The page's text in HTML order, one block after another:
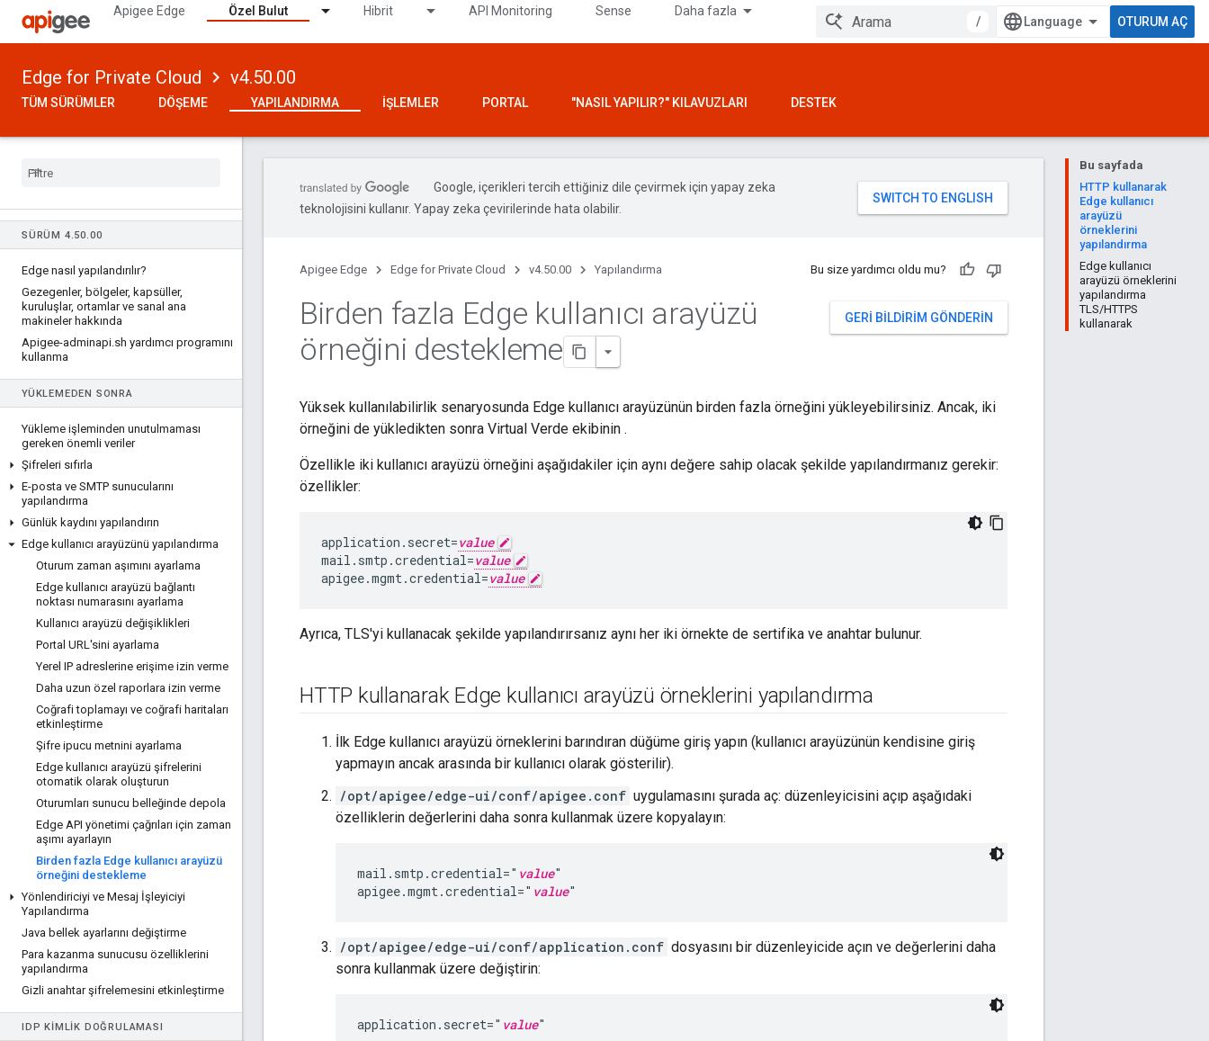
Apigee Edge Özel Bulut Hibrit API Monitoring Sense Daha fazla
/ OTURUM AÇ
Edge for Private Cloud v4.50.00
TÜM SÜRÜMLER DÖŞEME YAPILANDIRMA İŞLEMLER PORTAL "NASIL YAPILIR?" KILAVUZLARI DESTEK
SÜRÜM 4.50.00
Edge nasıl yapılandırılır?
Gezegenler, bölgeler, kapsüller,
kuruluşlar, ortamlar ve sanal ana
makineler hakkında
Apigee-adminapi.sh yardımcı programını
kullanma
YÜKLEMEDEN SONRA
Yükleme işleminden unutulmaması
gereken önemli veriler
Şifreleri sıfırla
E-posta ve SMTP sunucularını
yapılandırma
Günlük kaydını yapılandırın
Edge kullanıcı arayüzünü yapılandırma
Oturum zaman aşımını ayarlama
Edge kullanıcı arayüzü bağlantı
noktası numarasını ayarlama
Kullanıcı arayüzü değişiklikleri
Portal URL'sini ayarlama
Yerel IP adreslerine erişime izin verme
Daha uzun özel raporlara izin verme
Coğrafi toplamayı ve coğrafi haritaları
etkinleştirme
Şifre ipucu metnini ayarlama
Edge kullanıcı arayüzü şifrelerini
otomatik olarak oluşturun
Oturumları sunucu belleğinde depola
Edge API yönetimi çağrıları için zaman
aşımı ayarlayın
Birden fazla Edge kullanıcı arayüzü
örneğini destekleme
Yönlendiriciyi ve Mesaj İşleyiciyi
Yapılandırma
Java bellek ayarlarını değiştirme
Para kazanma sunucusu özelliklerini
yapılandırma
Gizli anahtar şifrelemesini etkinleştirme
IDP KIMLIK DOĞRULAMASI
Bu sayfada
HTTP kullanarak
Edge kullanıcı
arayüzü
örneklerini
yapılandırma
Edge kullanıcı
arayüzü örneklerini
yapılandırma
TLS/HTTPS
kullanarak
Google, içerikleri tercih ettiğiniz dile çevirmek için yapay zeka
teknolojisini kullanır. Yapay zeka çevirilerinde hata olabilir.
Apigee Edge Edge for Private Cloud v4.50.00 Yapılandırma Bu size yardımcı oldu mu?
GERI BILDIRIM GÖNDERIN
Birden fazla Edge kullanıcı arayüzü
örneğini destekleme
Yüksek kullanılabilirlik senaryosunda Edge kullanıcı arayüzünün birden fazla örneğini yükleyebilirsiniz. Ancak, iki
örneğini de yükledikten sonra Virtual Verde ekibinin .
Özellikle iki kullanıcı arayüzü örneğini aşağıdakiler için aynı değere sahip olacak şekilde yapılandırmanız gerekir:
özellikler:
application.secret=value
mail.smtp.credential=value
apigee.mgmt.credential=value
Ayrıca, TLS'yi kullanacak şekilde yapılandırırsanız aynı her iki örnekte de sertifika ve anahtar bulunur.
HTTP kullanarak Edge kullanıcı arayüzü örneklerini yapılandırma
İlk Edge kullanıcı arayüzü örneklerini barındıran düğüme giriş yapın (kullanıcı arayüzünün kendisine giriş
yapmayın ancak arasında bir kullanıcı olarak gösterilir).
/opt/apigee/edge-ui/conf/apigee.conf uygulamasını şurada aç: düzenleyicisini açıp aşağıdaki
özelliklerin değerlerini daha sonra kullanmak üzere kopyalayın:
mail.smtp.credential=" value"
apigee.mgmt.credential=" value"
/opt/apigee/edge-ui/conf/application.conf dosyasını bir düzenleyicide açın ve değerlerini daha
sonra kullanmak üzere değiştirin:
application.secret=" value"